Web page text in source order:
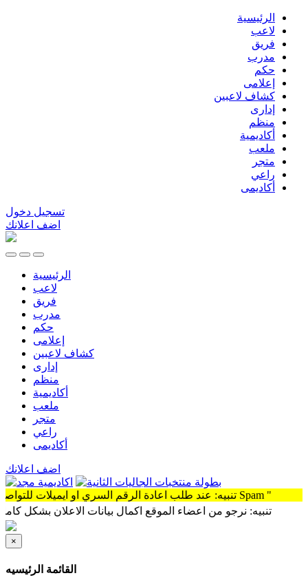
الرئيسية
لاعب
فريق
مدرب
حكم
إعلامى
كشاف لاعبين
إدارى
منظم
أكاديمية
ملعب
متجر
راعي
أكاديمى
تسجيل دخول
اضف اعلانك
الرئيسية
لاعب
فريق
مدرب
حكم
إعلامى
كشاف لاعبين
إدارى
منظم
أكاديمية
ملعب
متجر
راعي
أكاديمى
اضف اعلانك
تنبيه: عند طلب اعادة الرقم السري او ايميلات للتواصل سوف توجد الرساله Spam "
تنبيه: نرجو من اعضاء الموقع اكمال بيانات الاعلان بشكل كامل
×
القائمة الرئيسيه